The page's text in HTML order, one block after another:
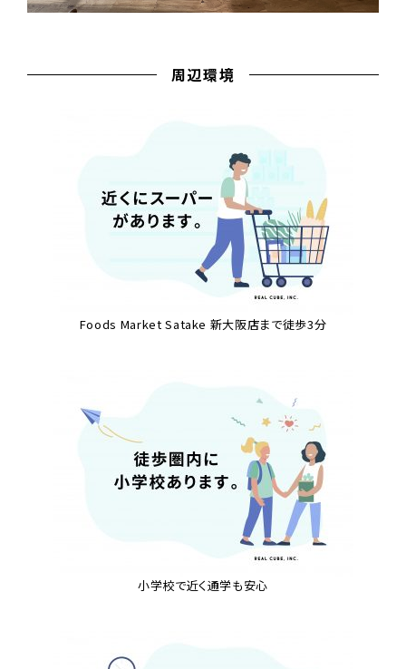
周辺環境
Foods Market Satake 新大阪店まで徒歩3分
小学校で近く通学も安心